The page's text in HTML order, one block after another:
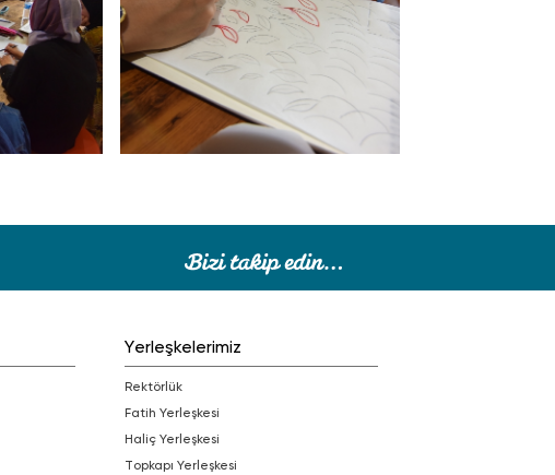
Yerleşkelerimiz
Rektörlük
Fatih Yerleşkesi
Haliç Yerleşkesi
Topkapı Yerleşkesi